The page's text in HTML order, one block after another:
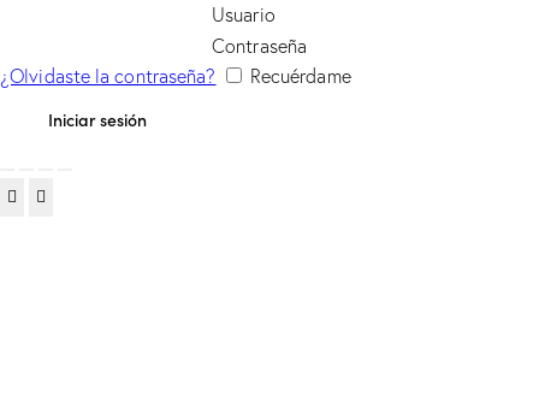
Usuario
Contraseña
¿Olvidaste la contraseña?
Recuérdame